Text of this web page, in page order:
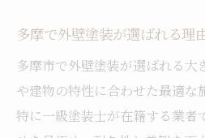
多摩で外壁塗装が選ばれる理
多摩市で外壁塗装が選ばれる大
や建物の特性に合わせた最適な
特に一級塗装士が在籍する業者